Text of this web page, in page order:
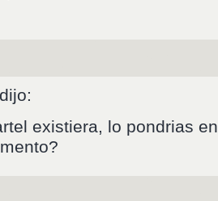
dijo:
existiera, lo pondrias